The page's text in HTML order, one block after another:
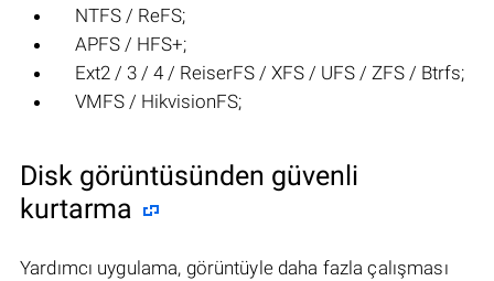
NTFS / ReFS;
APFS / HFS+;
Ext2 / 3 / 4 / ReiserFS / XFS / UFS / ZFS / Btrfs;
VMFS / HikvisionFS;
Disk görüntüsünden güvenli
kurtarma
Yardımcı uygulama, görüntüyle daha fazla çalışması